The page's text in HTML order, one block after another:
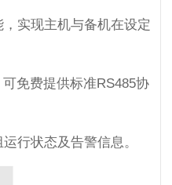
实现主机与备机在设定
免费提供标准RS485协
行状态及告警信息。